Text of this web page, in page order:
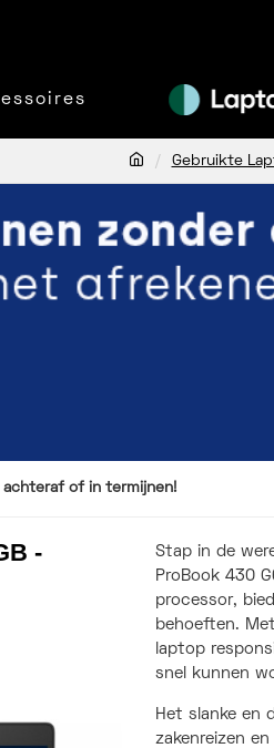
Gebruikte
achteraf of in termijnen!
-
Stap in de
ProBook 430
processor,
behoeften.
laptop
snel kunnen
Het slanke en
zakenreizen